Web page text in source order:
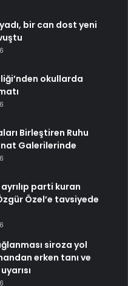
bir can dost yeni
okullarda
Birleştiren Ruhu
Galerilerinde
parti kuran
Özel’e tavsiyede
siroza yol
erken tanı ve